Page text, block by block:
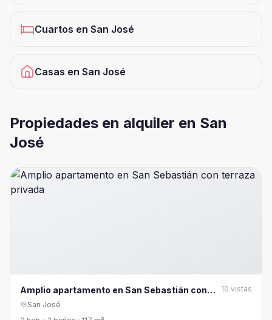
Cuartos en San José
Casas en San José
Propiedades en alquiler en San
José
Amplio apartamento en San Sebastián con
terraza privada
10 vistas
San José